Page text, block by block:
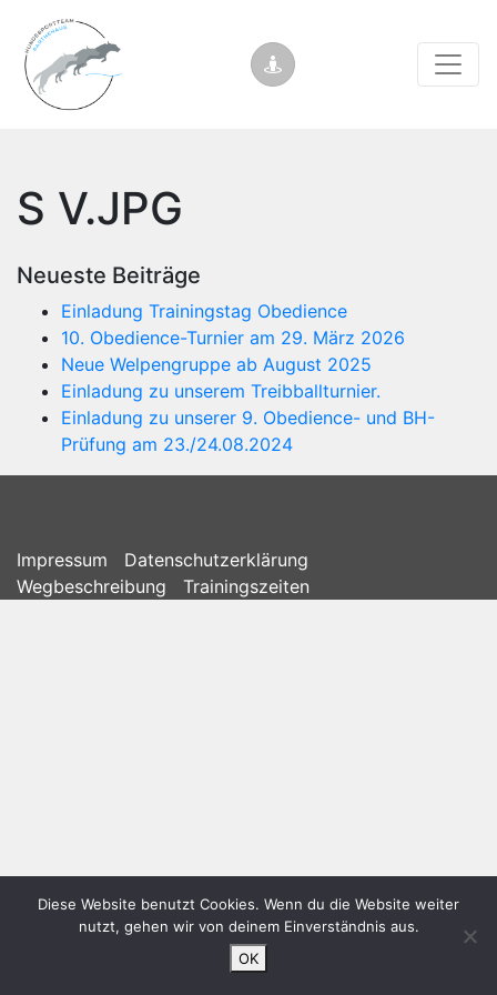
S V.JPG
Neueste Beiträge
Einladung Trainingstag Obedience
10. Obedience-Turnier am 29. März 2026
Neue Welpengruppe ab August 2025
Einladung zu unserem Treibballturnier.
Einladung zu unserer 9. Obedience- und BH-
Prüfung am 23./24.08.2024
Impressum
Datenschutzerklärung
Wegbeschreibung
Trainingszeiten
Diese Website benutzt Cookies. Wenn du die Website weiter
nutzt, gehen wir von deinem Einverständnis aus.
OK